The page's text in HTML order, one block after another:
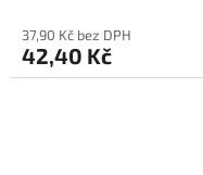
37,90 Kč bez DPH
42,40 Kč